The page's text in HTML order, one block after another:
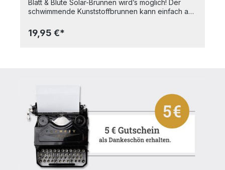
Blatt & Blüte Solar-Brunnen wird’s möglich! Der
schwimmende Kunststoffbrunnen kann einfach an
Gefäß auf dem Balkon, der Terrasse oder dem
Teich im Garten platziert werden und beschert
schwimmendes Wasserspiel für Garten und
Balkon- mit 5 verschiedenen Aufsätzen für
unterschiedliche Wasserfontänen (Höhe ca. 10 bis
50 cm)- mit integriertem Solarmodul (kein Akku
benötigt)- automatischer Betrieb bei Sonnenlicht-
aus Kunststoff- für drinnen und draußen geeignet
(Schutzart IP X8)- in einer GeschenkboxMaße:
Durchmesser 13 cmMaterialien: Kunststoff
19,95 €*